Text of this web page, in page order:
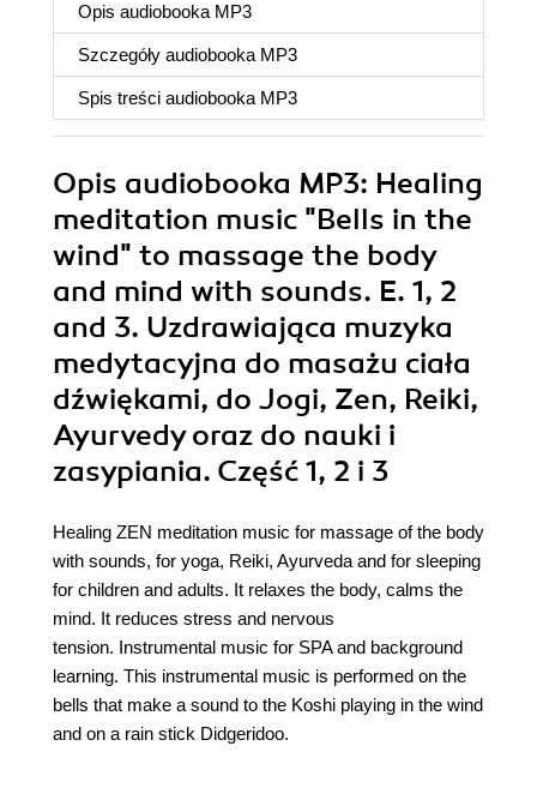
Opis audiobooka MP3
Szczegóły audiobooka MP3
Spis treści audiobooka MP3
Opis audiobooka MP3: Healing
meditation music "Bells in the
wind" to massage the body
and mind with sounds. E. 1, 2
and 3. Uzdrawiająca muzyka
medytacyjna do masażu ciała
dźwiękami, do Jogi, Zen, Reiki,
Ayurvedy oraz do nauki i
zasypiania. Część 1, 2 i 3
Healing ZEN meditation music for massage of the body
with sounds, for yoga, Reiki, Ayurveda and for sleeping
for children and adults. It relaxes the body, calms the
mind. It reduces stress and nervous
tension. Instrumental music for SPA and background
learning. This instrumental music is performed on the
bells that make a sound to the Koshi playing in the wind
and on a rain stick Didgeridoo.